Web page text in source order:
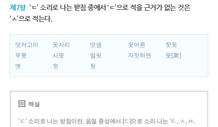
제7항 ‘ㄷ’ 소리로 나는 받침 중에서 ‘ㄷ’으로 적을 근거가 없는 것은
‘ㅅ’으로 적는다.
덧저고리 돗자리 엇셈 웃어른
핫옷
무릇
사뭇 얼핏 자칫하면
뭇[衆]
옛
첫 헛
해설
‘ㄷ’ 소리로 나는 받침이란, 음절 종성에서 [ㄷ]으로 소리 나는 ‘ㄷ, ㅅ, ㅆ,